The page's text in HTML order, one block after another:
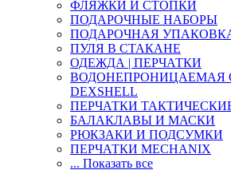
ФЛЯЖКИ И СТОПКИ
ПОДАРОЧНЫЕ НАБОРЫ
ПОДАРОЧНАЯ
ПУЛЯ В СТАКАНЕ
ОДЕЖДА | ПЕРЧАТКИ
ВОДОНЕПРОНИЦАЕМАЯ
DEXSHELL
ПЕРЧАТКИ
БАЛАКЛАВЫ И МАСКИ
РЮКЗАКИ И ПОДСУМКИ
ПЕРЧАТКИ MECHANIX
... Показать все